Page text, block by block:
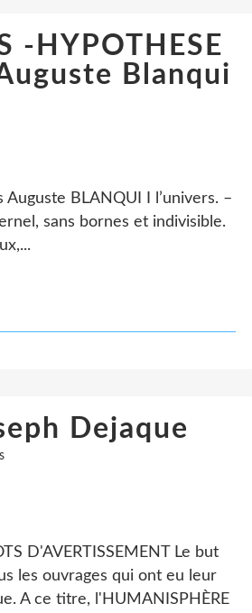
-HYPOTHESE
Blanqui
BLANQUI I l’univers. –
sans bornes et indivisible.
Dejaque
D'AVERTISSEMENT Le but
les ouvrages qui ont eu leur
A ce titre, l'HUMANISPHÈRE